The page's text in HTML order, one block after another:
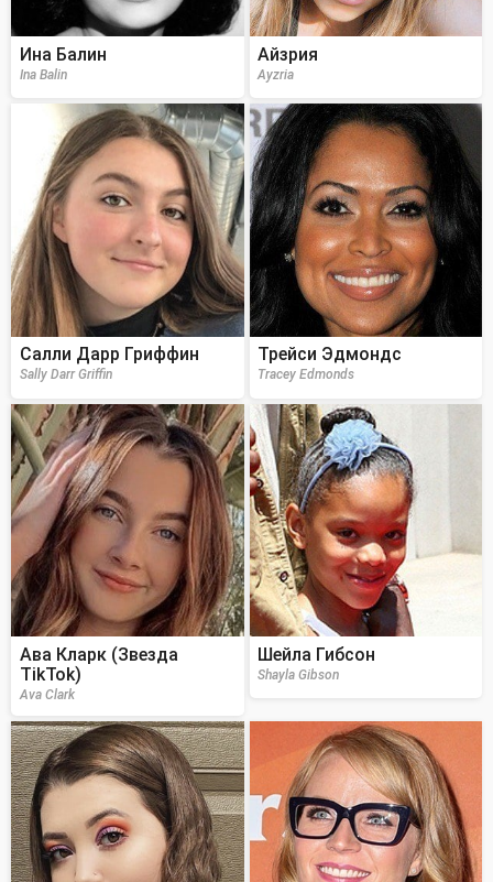
Ина Балин
Ina Balin
Айзрия
Ayzria
Салли Дарр Гриффин
Sally Darr Griffin
Трейси Эдмондс
Tracey Edmonds
Ава Кларк (Звезда
TikTok)
Ava Clark
Шейла Гибсон
Shayla Gibson